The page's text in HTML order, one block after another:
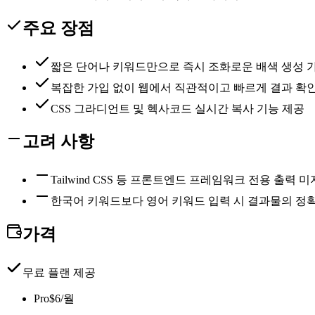
주요 장점
짧은 단어나 키워드만으로 즉시 조화로운 배색 생성
복잡한 가입 없이 웹에서 직관적이고 빠르게 결과 확
CSS 그라디언트 및 헥사코드 실시간 복사 기능 제공
고려 사항
Tailwind CSS 등 프론트엔드 프레임워크 전용 출력 미
한국어 키워드보다 영어 키워드 입력 시 결과물의 정
가격
무료 플랜 제공
Pro$6/월